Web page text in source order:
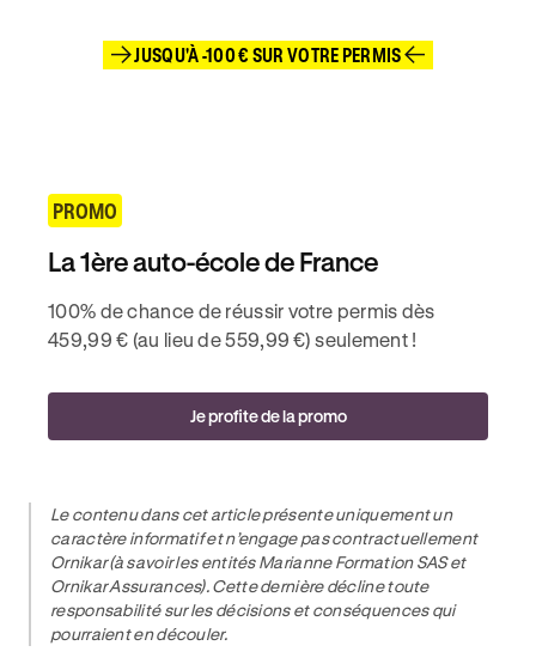
JUSQU'À -100 € SUR VOTRE PERMIS
PROMO
La 1ère auto-école de France
100% de chance de réussir votre permis dès
459,99 € (au lieu de 559,99 €) seulement !
Je profite de la promo
Le contenu dans cet article présente uniquement un
caractère informatif et n’engage pas contractuellement
Ornikar (à savoir les entités Marianne Formation SAS et
Ornikar Assurances). Cette dernière décline toute
responsabilité sur les décisions et conséquences qui
pourraient en découler.